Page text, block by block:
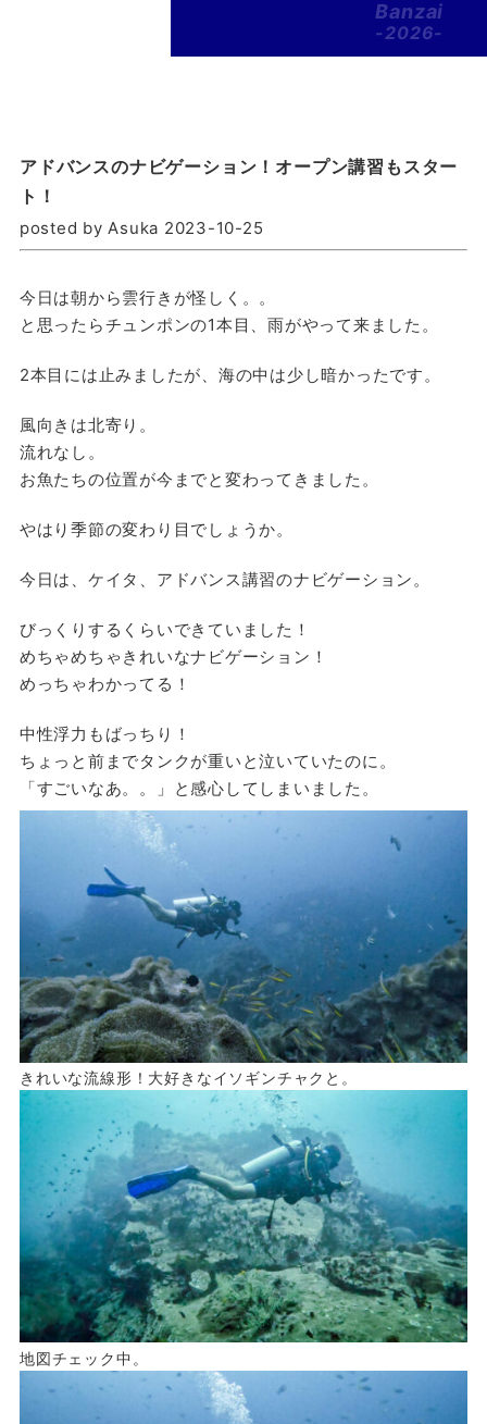
Banzai
-2026-
アドバンスのナビゲーション！オープン講習もスター
ト！
posted by Asuka 2023-10-25
今日は朝から雲行きが怪しく。。
と思ったらチュンポンの1本目、雨がやって来ました。
2本目には止みましたが、海の中は少し暗かったです。
風向きは北寄り。
流れなし。
お魚たちの位置が今までと変わってきました。
やはり季節の変わり目でしょうか。
今日は、ケイタ、アドバンス講習のナビゲーション。
びっくりするくらいできていました！
めちゃめちゃきれいなナビゲーション！
めっちゃわかってる！
中性浮力もばっちり！
ちょっと前までタンクが重いと泣いていたのに。
「すごいなあ。。」と感心してしまいました。
きれいな流線形！大好きなイソギンチャクと。
地図チェック中。